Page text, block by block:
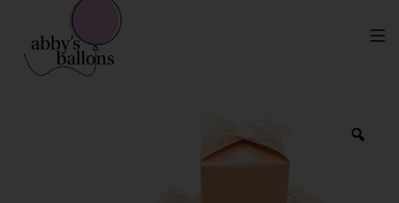
Baby Shower
Mesa de Dulces Paquete Personalizado
Dulce Comercial – Baby Shower